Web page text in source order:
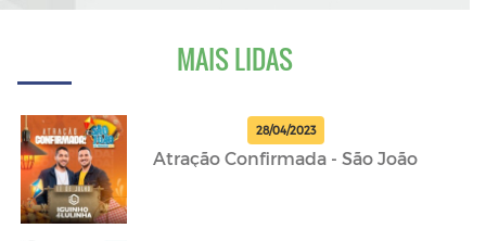
MAIS LIDAS
28/04/2023
Atração Confirmada - São João